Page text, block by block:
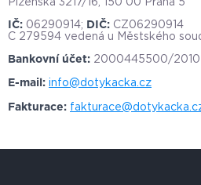
Plzeňská 3217/16, 150 00 Praha 5
IČ: 06290914; DIČ: CZ06290914
C 279594 vedená u Městského
Bankovní účet: 2000445500/2010
E-mail: info@dotykacka.cz
Fakturace: